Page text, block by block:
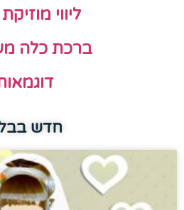
ליווי מוזיקת רקע
ברכת כלה מעוצבת
דוגמאות
חדש בבלוג